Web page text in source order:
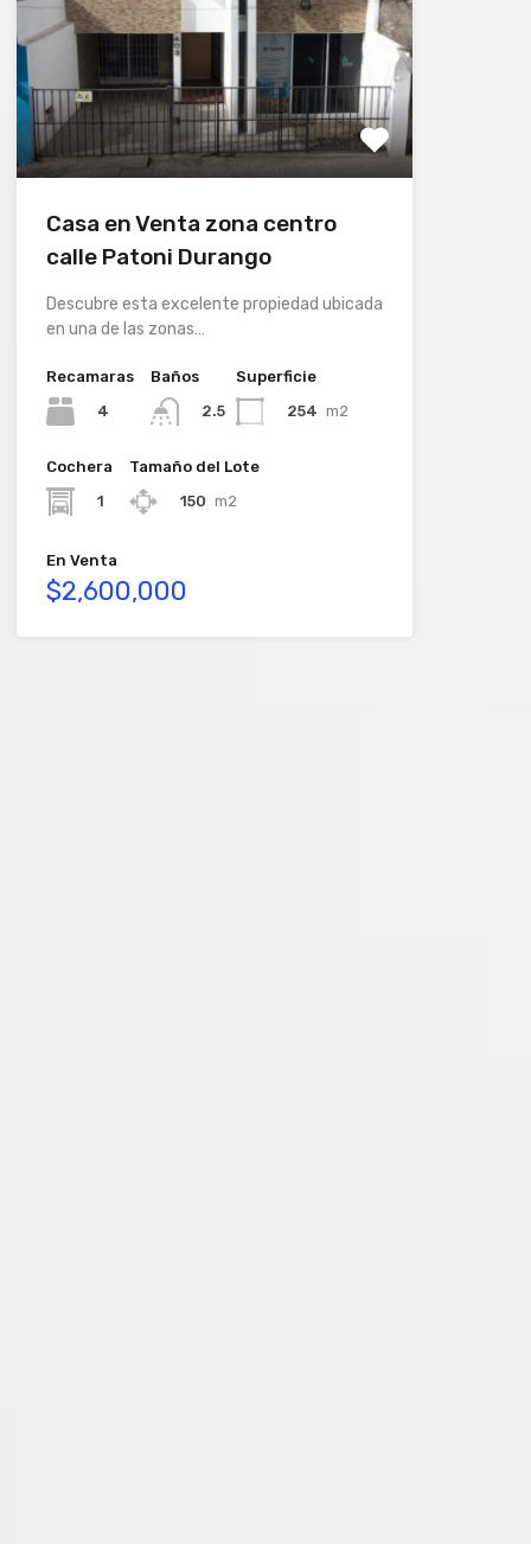
Casa en Venta zona centro
calle Patoni Durango
Descubre esta excelente propiedad ubicada
en una de las zonas…
Recamaras
4
Baños
2.5
Superficie
254 m2
Cochera
1
Tamaño del Lote
150 m2
En Venta
$2,600,000